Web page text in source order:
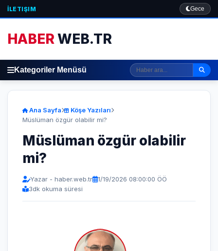
İLETIŞIM Gece
HABERWEB.TR
Kategoriler Menüsü
Ana Sayfa
Köşe Yazıları
Müslüman özgür olabilir mi?
Müslüman özgür olabilir
mi?
Yazar - haber.web.tr
1/19/2026 08:00:00 ÖÖ
3dk okuma süresi